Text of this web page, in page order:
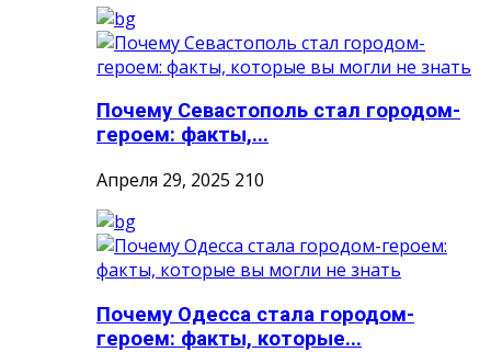
Почему Севастополь стал городом-
героем: факты,...
Апреля 29, 2025 210
Почему Одесса стала городом-
героем: факты, которые...